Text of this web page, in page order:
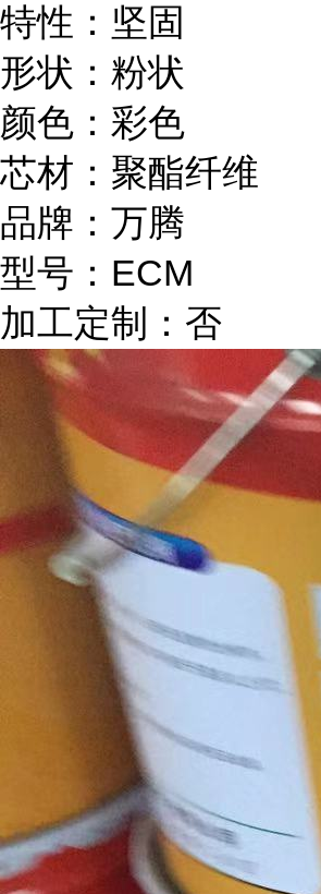
特性：坚固
形状：粉状
颜色：彩色
芯材：聚酯纤维
品牌：万腾
型号：ECM
加工定制：否